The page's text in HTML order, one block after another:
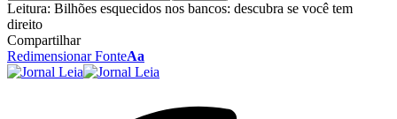
Leitura: Bilhões esquecidos nos bancos: descubra se você tem
direito
Compartilhar
Redimensionar FonteAa